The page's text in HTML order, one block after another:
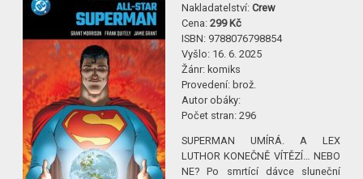
Nakladatelství:Crew
Cena:299 Kč
ISBN: 9788076798854
Vyšlo: 16. 6. 2025
Žánr:komiks
Provedení:brož.
Autor obáky:
Počet stran:296
SUPERMAN UMÍRÁ. A LEX
LUTHOR KONEČNĚ VÍTĚZÍ… NEBO
NE? Po smrtící dávce sluneční